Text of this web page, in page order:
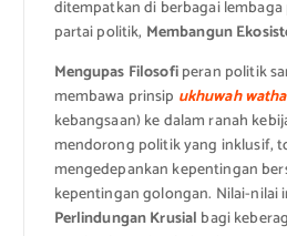
ditempatkan di berbagai
partai politik, Membangun
Mengupas Filosofiperan politik
membawa prinsip ukhuwah
kebangsaan) ke dalam ranah
mendorong politik yang inklusif,
mengedepankan kepentingan
kepentingan golongan. Nilai-nilai
Perlindungan Krusial bagi